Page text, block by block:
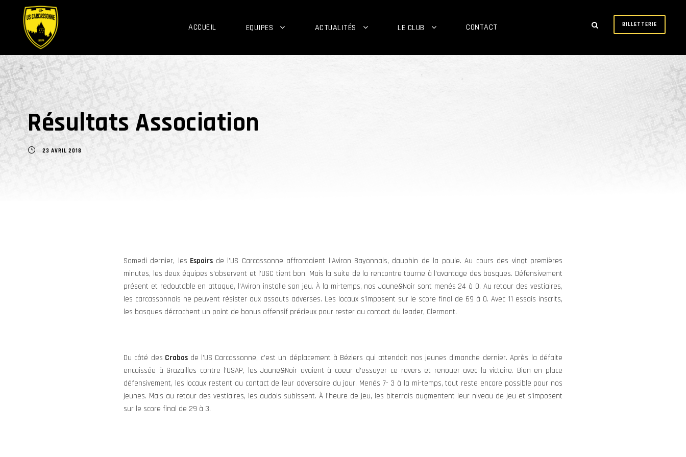
ACCUEIL EQUIPES ACTUALITÉS LE CLUB CONTACT BILLETTERIE
Résultats Association
23 AVRIL 2018
Samedi dernier, les Espoirs de l’US Carcassonne affrontaient l’Aviron Bayonnais, dauphin de la poule. Au cours des vingt premières
minutes, les deux équipes s’observent et l’USC tient bon. Mais la suite de la rencontre tourne à l’avantage des basques. Défensivement
présent et redoutable en attaque, l’Aviron installe son jeu. À la mi-temps, nos Jaune&Noir sont menés 24 à 0. Au retour des vestiaires,
les carcassonnais ne peuvent résister aux assauts adverses. Les locaux s’imposent sur le score final de 69 à 0. Avec 11 essais inscrits,
les basques décrochent un point de bonus offensif précieux pour rester au contact du leader, Clermont.
Du côté des Crabos de l’US Carcassonne, c’est un déplacement à Béziers qui attendait nos jeunes dimanche dernier. Après la défaite
encaissée à Grazailles contre l’USAP, les Jaune&Noir avaient à coeur d’essuyer ce revers et renouer avec la victoire. Bien en place
défensivement, les locaux restent au contact de leur adversaire du jour. Menés 7- 3 à la mi-temps, tout reste encore possible pour nos
jeunes. Mais au retour des vestiaires, les audois subissent. À l’heure de jeu, les biterrois augmentent leur niveau de jeu et s’imposent
sur le score final de 29 à 3.